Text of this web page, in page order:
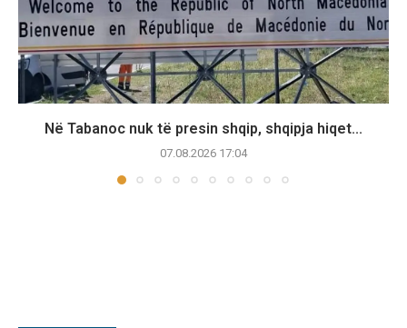
Në Tabanoc nuk të presin shqip, shqipja hiqet...
07.08.2026 17:04